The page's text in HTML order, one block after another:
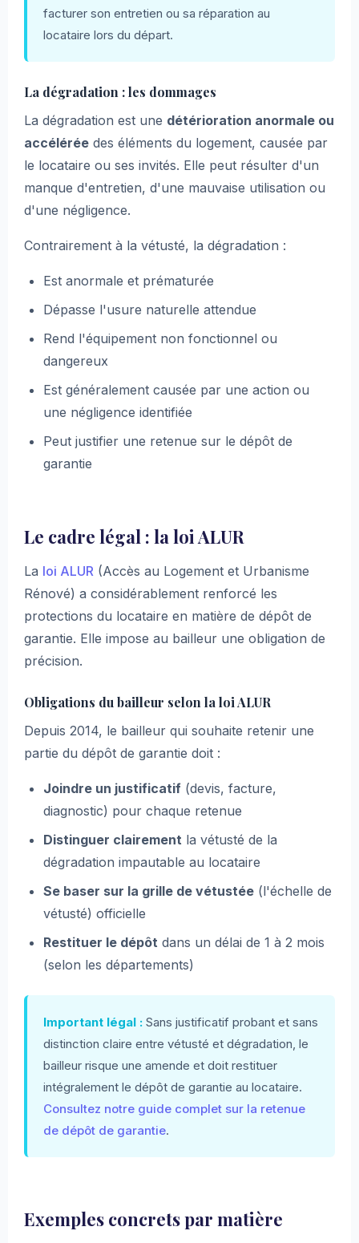
facturer son entretien ou sa réparation au
locataire lors du départ.
La dégradation : les dommages
La dégradation est une détérioration anormale ou
accélérée des éléments du logement, causée par
le locataire ou ses invités. Elle peut résulter d'un
manque d'entretien, d'une mauvaise utilisation ou
d'une négligence.
Contrairement à la vétusté, la dégradation :
Est anormale et prématurée
Dépasse l'usure naturelle attendue
Rend l'équipement non fonctionnel ou
dangereux
Est généralement causée par une action ou
une négligence identifiée
Peut justifier une retenue sur le dépôt de
garantie
Le cadre légal : la loi ALUR
La loi ALUR (Accès au Logement et Urbanisme
Rénové) a considérablement renforcé les
protections du locataire en matière de dépôt de
garantie. Elle impose au bailleur une obligation de
précision.
Obligations du bailleur selon la loi ALUR
Depuis 2014, le bailleur qui souhaite retenir une
partie du dépôt de garantie doit :
Joindre un justificatif (devis, facture,
diagnostic) pour chaque retenue
Distinguer clairement la vétusté de la
dégradation impautable au locataire
Se baser sur la grille de vétustée (l'échelle de
vétusté) officielle
Restituer le dépôt dans un délai de 1 à 2 mois
(selon les départements)
Important légal : Sans justificatif probant et sans
distinction claire entre vétusté et dégradation, le
bailleur risque une amende et doit restituer
intégralement le dépôt de garantie au locataire.
Consultez notre guide complet sur la retenue
de dépôt de garantie.
Exemples concrets par matière